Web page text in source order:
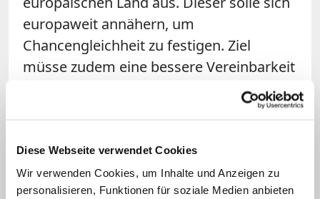
Diese Webseite verwendet Cookies
Wir verwenden Cookies, um Inhalte und Anzeigen zu
personalisieren, Funktionen für soziale Medien anbieten
europaweit annähern, um
Chancengleichheit zu festigen. Ziel
müsse zudem eine bessere Vereinbarkeit
von Familie und Beruf sein. Die Lücke
zwischen Frauen und Männern bei Gehalt
Gesetze zu Elternzeit, ein
Rentenausgleich für Sorgearbeit, eine
kinderfreundliche Steuerpolitik und die